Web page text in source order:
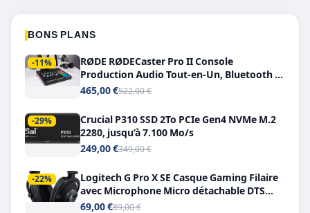
BONS PLANS
-11%
RØDE RØDECaster Pro II Console
Production Audio Tout-en-Un, Bluetooth et
Double USB-C
465,00 €522,00 €
-29%
Crucial P310 SSD 2To PCIe Gen4 NVMe M.2
2280, jusqu’à 7.100 Mo/s
249,00 €349,00 €
-22%
Logitech G Pro X SE Casque Gaming Filaire
avec Microphone Micro détachable DTS
Headphone X 7.1
69,00 €89,00 €